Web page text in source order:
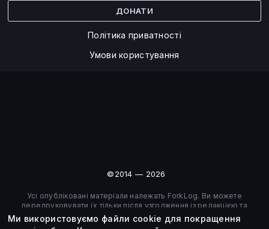
ДОНАТИ
Політика приватності
Умови користування
©2014 — 2026
Усі опубліковані матеріали належать ForkLog. Ви можете
передруковувати їх тільки після узгодження із редакцією та
вказанням активного посилання на ForkLog.
Ми використовуємо файли cookie для покращення